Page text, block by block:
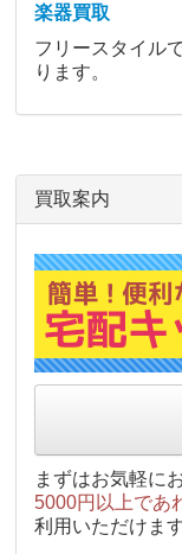
楽器買取
フリースタイル
ります。
買取案内
まずはお気軽に
5000円以上であ
利用いただけま